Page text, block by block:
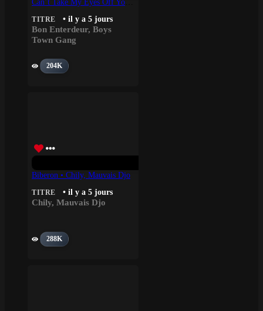
TITRE • il y a 5 jours
Bon Enterdeur, Boys
Town Gang
204K
Biberon • Chily, Mauvais Djo
TITRE • il y a 5 jours
Chily, Mauvais Djo
288K